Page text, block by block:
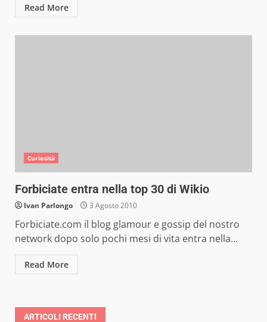
Read More
Curiosità
Forbiciate entra nella top 30 di Wikio
Ivan Parlongo 3 Agosto 2010
Forbiciate.com il blog glamour e gossip del nostro
network dopo solo pochi mesi di vita entra nella...
Read More
ARTICOLI RECENTI